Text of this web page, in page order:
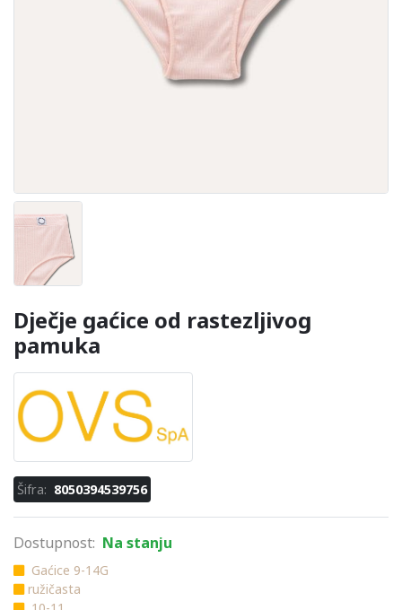
Dječje gaćice od rastezljivog
pamuka
Šifra: 8050394539756
Dostupnost: Na stanju
Gaćice 9-14G
ružičasta